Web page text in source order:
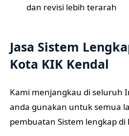
dan revisi lebih terarah
Jasa Sistem
Kota KIK Kendal
Kami menjangkau di seluruh
anda gunakan untuk semua
pembuatan Sistem lengkap di